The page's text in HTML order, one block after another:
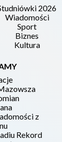
2026
Wiadomości
Sport
Biznes
Kultura
z
Rekord